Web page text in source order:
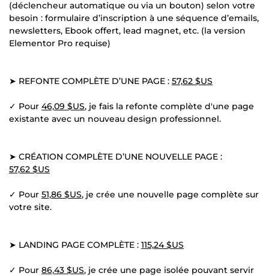
(déclencheur automatique ou via un bouton) selon votre
besoin : formulaire d’inscription à une séquence d’emails,
newsletters, Ebook offert, lead magnet, etc. (la version
Elementor Pro requise)
➤ REFONTE COMPLÈTE D’UNE PAGE : 57,62 $US
✓ Pour 46,09 $US, je fais la refonte complète d'une page
existante avec un nouveau design professionnel.
➤ CRÉATION COMPLÈTE D’UNE NOUVELLE PAGE :
57,62 $US
✓ Pour 51,86 $US, je crée une nouvelle page complète sur
votre site.
➤ LANDING PAGE COMPLÈTE : 115,24 $US
✓ Pour 86,43 $US, je crée une page isolée pouvant servir